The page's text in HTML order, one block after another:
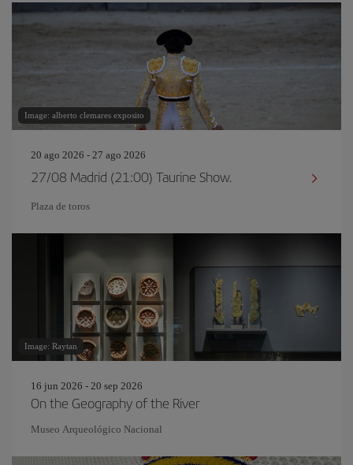
Image: alberto clemares exposito
20 ago 2026 - 27 ago 2026
27/08 Madrid (21:00) Taurine Show.
Plaza de toros
Image: Raytan
16 jun 2026 - 20 sep 2026
On the Geography of the River
Museo Arqueológico Nacional